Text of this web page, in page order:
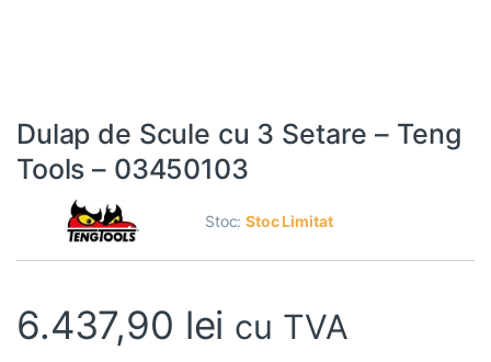
Dulap de Scule cu 3 Setare – Teng
Tools – 03450103
Stoc:Stoc Limitat
6.437,90 lei cu TVA